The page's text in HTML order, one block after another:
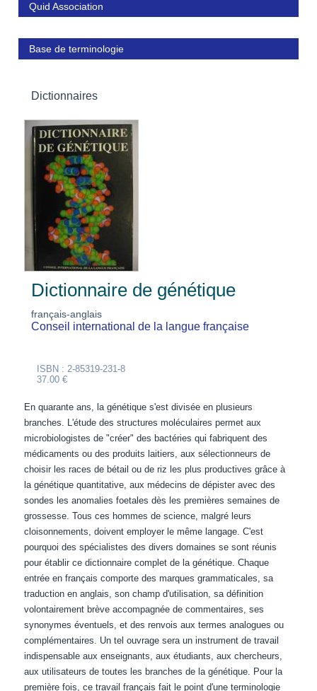
Quid Association
Base de terminologie
Dictionnaires
Dictionnaire de génétique
français-anglais
Conseil international de la langue française
ISBN : 2-85319-231-8
37.00 €
En quarante ans, la génétique s'est divisée en plusieurs
branches. L'étude des structures moléculaires permet aux
microbiologistes de "créer" des bactéries qui fabriquent des
médicaments ou des produits laitiers, aux sélectionneurs de
choisir les races de bétail ou de riz les plus productives grâce à
la génétique quantitative, aux médecins de dépister avec des
sondes les anomalies foetales dès les premières semaines de
grossesse. Tous ces hommes de science, malgré leurs
cloisonnements, doivent employer le même langage. C'est
pourquoi des spécialistes des divers domaines se sont réunis
pour établir ce dictionnaire complet de la génétique. Chaque
entrée en français comporte des marques grammaticales, sa
traduction en anglais, son champ d'utilisation, sa définition
volontairement brève accompagnée de commentaires, ses
synonymes éventuels, et des renvois aux termes analogues ou
complémentaires. Un tel ouvrage sera un instrument de travail
indispensable aux enseignants, aux étudiants, aux chercheurs,
aux utilisateurs de toutes les branches de la génétique. Pour la
première fois, ce travail français fait le point d'une terminologie